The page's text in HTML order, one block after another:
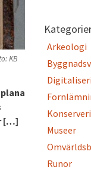
KB
[…]
Arkeologi
Museer
Runor